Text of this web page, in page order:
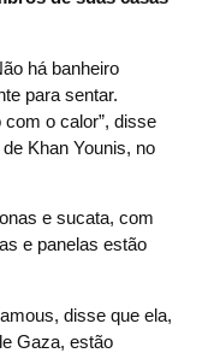
há banheiro
para sentar.
o calor”, disse
Khan Younis, no
e sucata, com
e panelas estão
disse que ela,
Gaza, estão